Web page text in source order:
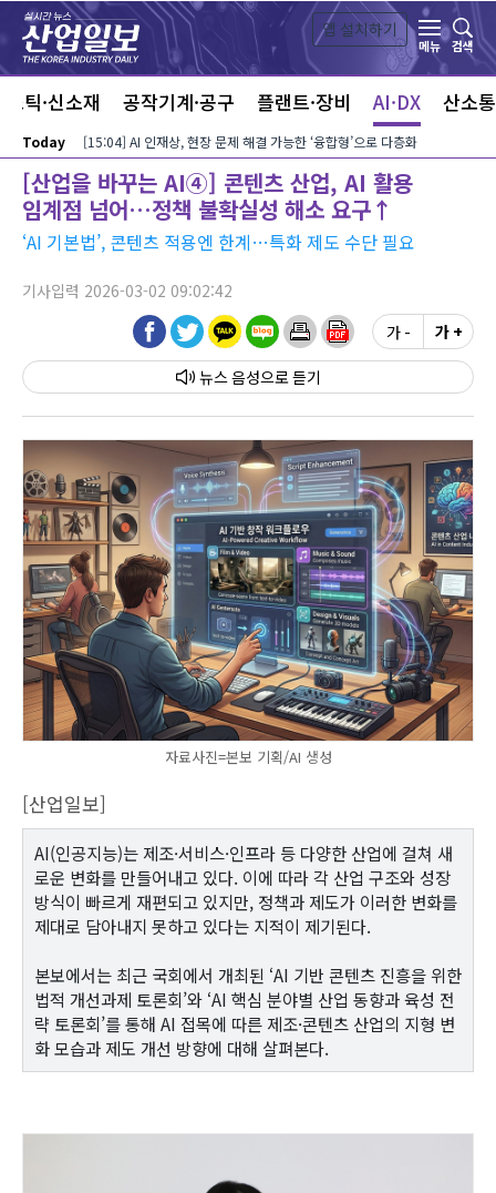
본문 바로가기
앱 설치하기
메뉴
검색
틱·신소재 공작기계·공구 플랜트·장비 AI·DX 산소통
Today [15:04] AI 인재상, 현장 문제 해결 가능한 ‘융합형’으로 다층화
[산업을 바꾸는 AI④] 콘텐츠 산업, AI 활용
임계점 넘어…정책 불확실성 해소 요구↑
‘AI 기본법’, 콘텐츠 적용엔 한계…특화 제도 수단 필요
기사입력 2026-03-02 09:02:42
뉴스 음성
가 - 가 +
자료사진=본보 기획/AI 생성
[산업일보]
AI(인공지능)는 제조·서비스·인프라 등 다양한 산업에 걸쳐 새
로운 변화를 만들어내고 있다. 이에 따라 각 산업 구조와 성장
방식이 빠르게 재편되고 있지만, 정책과 제도가 이러한 변화를
제대로 담아내지 못하고 있다는 지적이 제기된다.
본보에서는 최근 국회에서 개최된 ‘AI 기반 콘텐츠 진흥을 위한
법적 개선과제 토론회’와 ‘AI 핵심 분야별 산업 동향과 육성 전
략 토론회’를 통해 AI 접목에 따른 제조·콘텐츠 산업의 지형 변
화 모습과 제도 개선 방향에 대해 살펴본다.